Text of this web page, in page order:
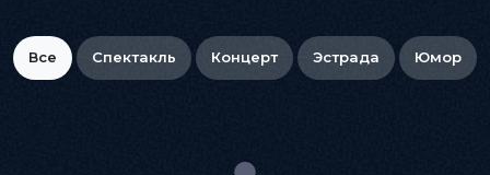
Все Спектакль Концерт Эстрада Юмор